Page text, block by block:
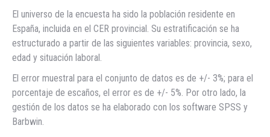
El universo de la encuesta ha sido la población residente en
España, incluida en el CER provincial. Su estratificación se ha
estructurado a partir de las siguientes variables: provincia, sexo,
edad y situación laboral.
El error muestral para el conjunto de datos es de +/- 3%; para el
porcentaje de escaños, el error es de +/- 5%. Por otro lado, la
gestión de los datos se ha elaborado con los software SPSS y
Barbwin.